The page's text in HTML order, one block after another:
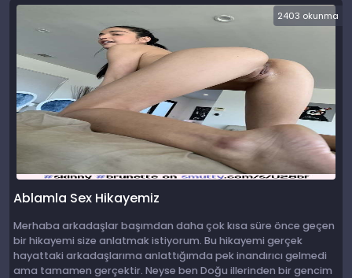
2403 okunma
Ablamla Sex Hikayemiz
Merhaba arkadaşlar başımdan daha çok kısa süre önce geçen
bir hikayemi size anlatmak istiyorum. Bu hikayemi gerçek
hayattaki arkadaşlarıma anlattığımda pek inandırıcı gelmedi
ama tamamen gerçektir. Neyse ben Doğu illerinden bir gencim